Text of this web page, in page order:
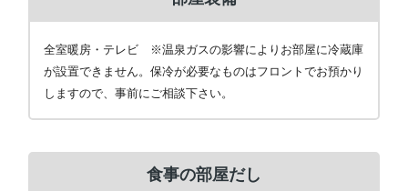
全室暖房・テレビ ※温泉ガスの影響によりお部屋に冷蔵庫
が設置できません。保冷が必要なものはフロントでお預かり
しますので、事前にご相談下さい。
食事の部屋だし